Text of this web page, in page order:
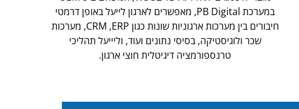
במערכת PB Digital, מאפשרים לארגון לייעל באופן דרמטי
חיבורים בין מערכות ארגוניות שונות כגון CRM ,ERP, מערכות
שכר ולוגיסטיקה, בסיסי נתונים ועוד, וליייעל תהליכי
טרנספורמציה דיגיטלית חוצי ארגון.